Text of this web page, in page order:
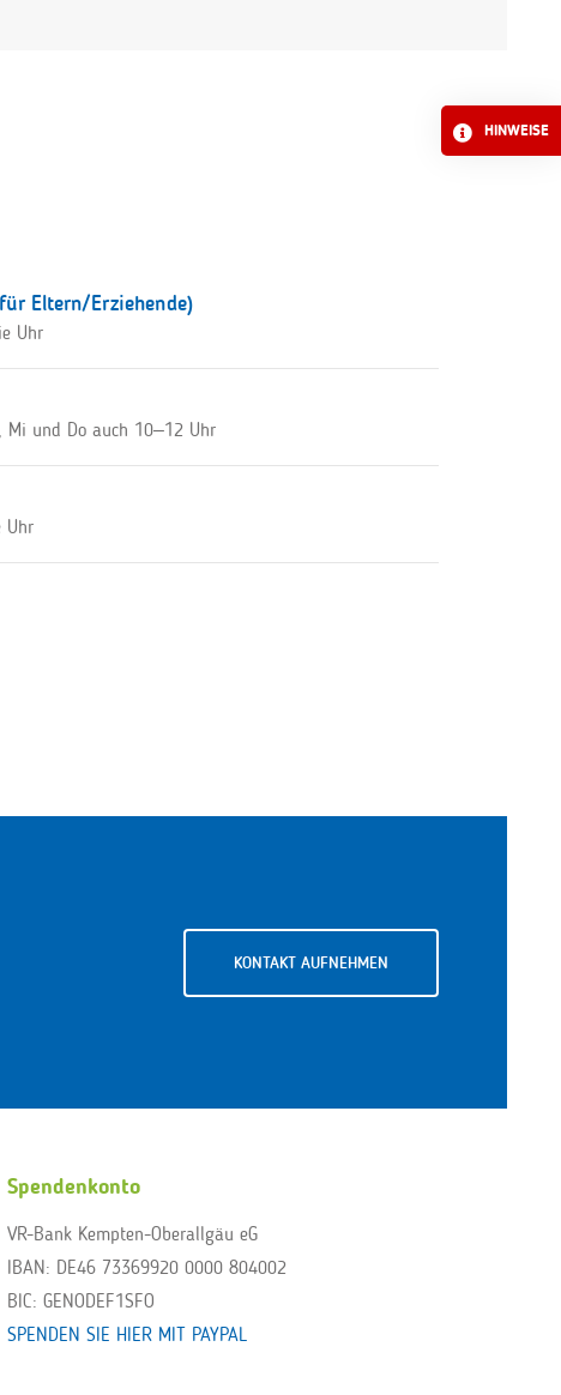
Eltern/Erziehende)
Uhr
und Do auch 10–12 Uhr
Uhr
KONTAKT AUFNEHMEN
HINWEISE
Spendenkonto
VR-Bank Kempten-Oberallgäu eG
IBAN: DE46 73369920 0000 804002
BIC: GENODEF1SFO
SPENDEN SIE HIER MIT PAYPAL